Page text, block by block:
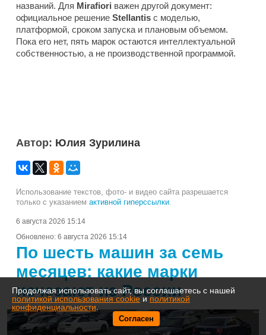
названий. Для Mirafiori важен другой документ:
официальное решение Stellantis с моделью,
платформой, сроком запуска и плановым объемом.
Пока его нет, пять марок остаются интеллектуальной
собственностью, а не производственной программой.
Автор: Юлия Зурилина
Использование текстов, фото- и видео сайта разрешается
только с указанием активной гиперссылки.
6 августа 2026 15:14
Обновлено: 6 августа 2026 15:14
По шесть машин за семь
месяцев: какие марки
исчезают из России
Продолжая использовать сайт, вы соглашаетесь с нашей
политикой использования cookie иполитикой
конфиденциальности
Согласен